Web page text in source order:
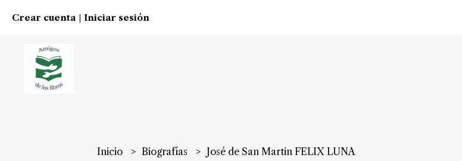
Crear cuenta Iniciar sesión
Inicio Biografías José de San Martin FELIX LUNA